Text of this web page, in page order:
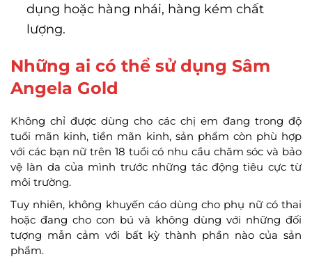
dụng hoặc hàng nhái, hàng kém chất
lượng.
Những ai có thể sử dụng Sâm
Angela Gold
Không chỉ được dùng cho các chị em đang trong độ
tuổi mãn kinh, tiền mãn kinh, sản phẩm còn phù hợp
với các bạn nữ trên 18 tuổi có nhu cầu chăm sóc và bảo
vệ làn da của mình trước những tác động tiêu cực từ
môi trường.
Tuy nhiên, không khuyến cáo dùng cho phụ nữ có thai
hoặc đang cho con bú và không dùng với những đối
tượng mẫn cảm với bất kỳ thành phần nào của sản
phẩm.